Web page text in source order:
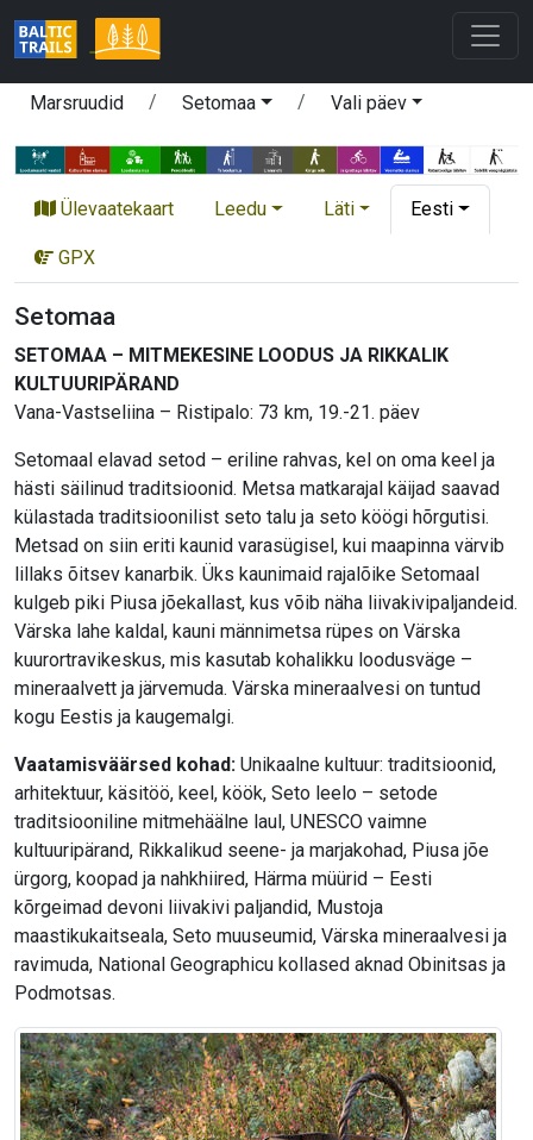
Marsruudid Setomaa Vali päev
Ülevaatekaart Leedu Läti Eesti
GPX
Setomaa
SETOMAA – MITMEKESINE LOODUS JA RIKKALIK
KULTUURIPÄRAND
Vana-Vastseliina – Ristipalo: 73 km, 19.-21. päev
Setomaal elavad setod – eriline rahvas, kel on oma keel ja
hästi säilinud traditsioonid. Metsa matkarajal käijad saavad
külastada traditsioonilist seto talu ja seto köögi hõrgutisi.
Metsad on siin eriti kaunid varasügisel, kui maapinna värvib
lillaks õitsev kanarbik. Üks kaunimaid rajalõike Setomaal
kulgeb piki Piusa jõekallast, kus võib näha liivakivipaljandeid.
Värska lahe kaldal, kauni männimetsa rüpes on Värska
kuurortravikeskus, mis kasutab kohalikku loodusväge –
mineraalvett ja järvemuda. Värska mineraalvesi on tuntud
kogu Eestis ja kaugemalgi.
Vaatamisväärsed kohad: Unikaalne kultuur: traditsioonid,
arhitektuur, käsitöö, keel, köök, Seto leelo – setode
traditsiooniline mitmehäälne laul, UNESCO vaimne
kultuuripärand, Rikkalikud seene- ja marjakohad, Piusa jõe
ürgorg, koopad ja nahkhiired, Härma müürid – Eesti
kõrgeimad devoni liivakivi paljandid, Mustoja
maastikukaitseala, Seto muuseumid, Värska mineraalvesi ja
ravimuda, National Geographicu kollased aknad Obinitsas ja
Podmotsas.